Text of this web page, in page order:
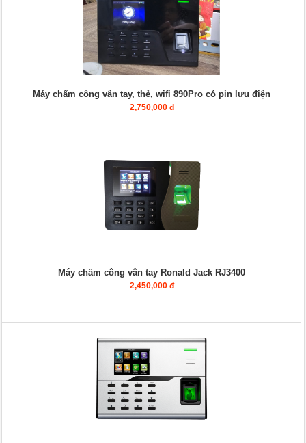
Máy chấm công vân tay, thẻ, wifi 890Pro có pin lưu điện
2,750,000 đ
Máy chấm công vân tay Ronald Jack RJ3400
2,450,000 đ